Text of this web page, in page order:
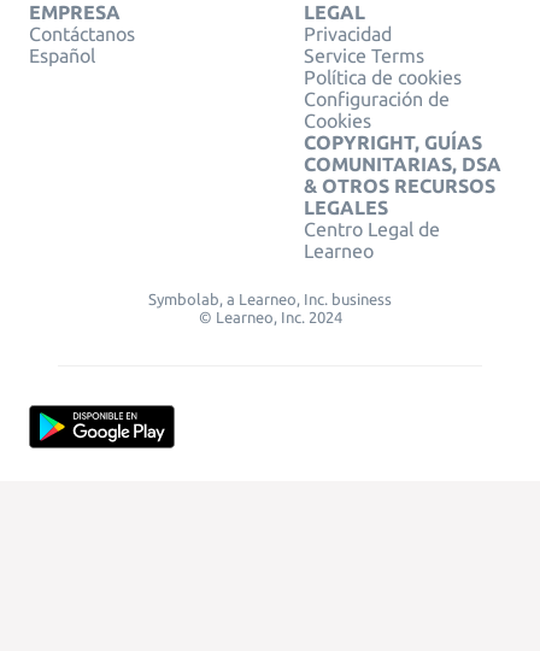
EMPRESA
Contáctanos
Español
LEGAL
Privacidad
Service Terms
Política de cookies
Configuración de
Cookies
COPYRIGHT, GUÍAS
COMUNITARIAS, DSA
& OTROS RECURSOS
LEGALES
Centro Legal de
Learneo
Symbolab, a Learneo, Inc. business
© Learneo, Inc. 2024